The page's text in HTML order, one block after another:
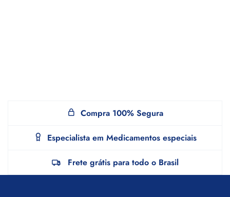
Compra 100% Segura
Especialista em Medicamentos especiais
Frete grátis para todo o Brasil